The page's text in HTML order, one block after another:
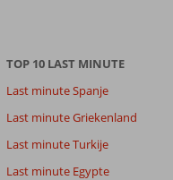
Kindvriendelijk 8,8
Wifi kwaliteit
7,9
Filter reisgezelschap
TOP 10 LAST MINUTE
Last minute Spanje
Last minute Griekenland
Last minute Turkije
Last minute Egypte